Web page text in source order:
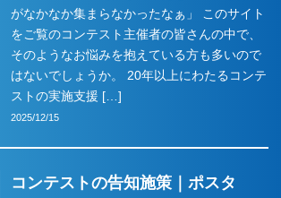
がなかなか集まらなかったなぁ」 このサイト
をご覧のコンテスト主催者の皆さんの中で、
そのようなお悩みを抱えている方も多いので
はないでしょうか。 20年以上にわたるコンテ
ストの実施支援 […]
2025/12/15
コンテストの告知施策｜ポスタ